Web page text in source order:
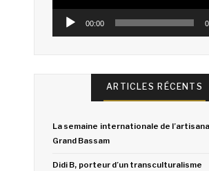
00:00
ARTICLES RÉCENTS
La semaine internationale de
Grand Bassam
Didi B, porteur d’un transculturalisme